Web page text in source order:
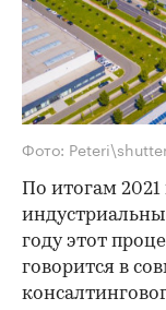
Фото:
По итогам
году этот
говорится в